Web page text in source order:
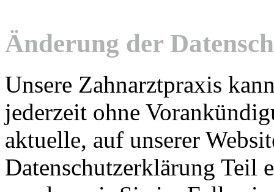
Änderung der
Unsere Zahnarztpraxis
jederzeit ohne
aktuelle, auf unserer
Datenschutzerklärung Teil